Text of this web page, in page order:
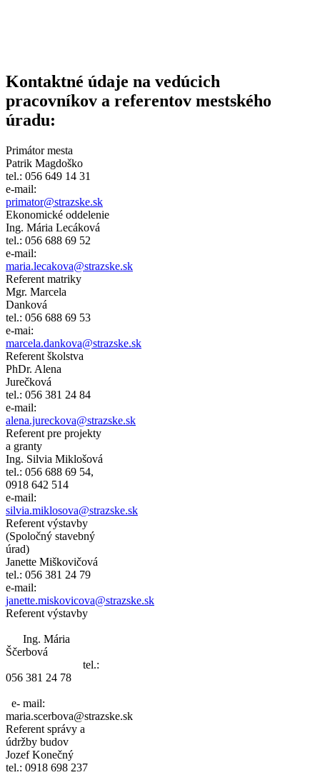
Kontaktné údaje na vedúcich
pracovníkov a referentov mestského
úradu:
Primátor mesta
Patrik Magdoško
tel.: 056 649 14 31
e-mail:
primator@strazske.sk
Ekonomické oddelenie
Ing. Mária Lecáková
tel.: 056 688 69 52
e-mail:
maria.lecakova@strazske.sk
Referent matriky
Mgr. Marcela
Danková
tel.: 056 688 69 53
e-mai:
marcela.dankova@strazske.sk
Referent školstva
PhDr. Alena
Jurečková
tel.: 056 381 24 84
e-mail:
alena.jureckova@strazske.sk
Referent pre projekty
a granty
Ing. Silvia Miklošová
tel.: 056 688 69 54,
0918 642 514
e-mail:
silvia.miklosova@strazske.sk
Referent výstavby
(Spoločný stavebný
úrad)
Janette Miškovičová
tel.: 056 381 24 79
e-mail:
janette.miskovicova@strazske.sk
Referent výstavby
Ing. Mária
Ščerbová
tel.:
056 381 24 78
e- mail:
maria.scerbova@strazske.sk
Referent správy a
údržby budov
Jozef Konečný
tel.: 0918 698 237